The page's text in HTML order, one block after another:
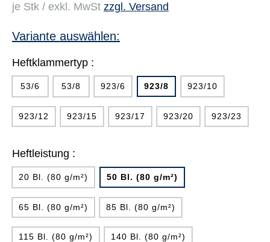
je Stk / exkl. MwSt zzgl. Versand
Variante auswählen:
Heftklammertyp :
53/6 53/8 923/6 923/8 923/10
923/12 923/15 923/17 923/20 923/23
Heftleistung :
20 Bl. (80 g/m²) 50 Bl. (80 g/m²)
65 Bl. (80 g/m²) 85 Bl. (80 g/m²)
115 Bl. (80 g/m²) 140 Bl. (80 g/m²)